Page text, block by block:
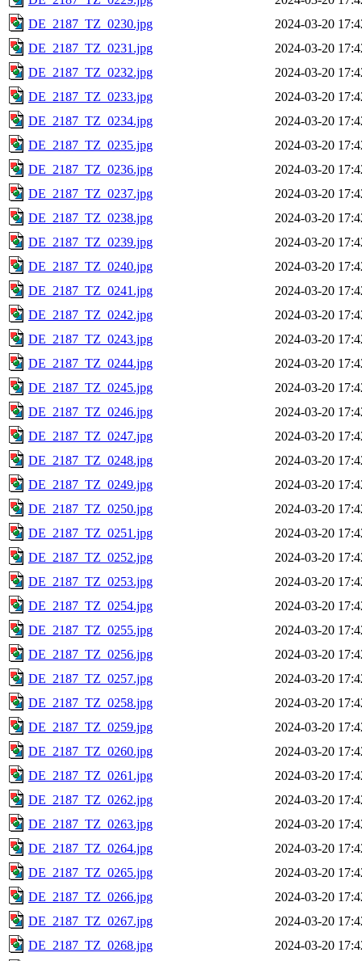
DE_2187_TZ_0230.jpg
2024-03-20
DE_2187_TZ_0231.jpg
2024-03-20
DE_2187_TZ_0232.jpg
2024-03-20
DE_2187_TZ_0233.jpg
2024-03-20
DE_2187_TZ_0234.jpg
2024-03-20
DE_2187_TZ_0235.jpg
2024-03-20
DE_2187_TZ_0236.jpg
2024-03-20
DE_2187_TZ_0237.jpg
2024-03-20
DE_2187_TZ_0238.jpg
2024-03-20
DE_2187_TZ_0239.jpg
2024-03-20
DE_2187_TZ_0240.jpg
2024-03-20
DE_2187_TZ_0241.jpg
2024-03-20
DE_2187_TZ_0242.jpg
2024-03-20
DE_2187_TZ_0243.jpg
2024-03-20
DE_2187_TZ_0244.jpg
2024-03-20
DE_2187_TZ_0245.jpg
2024-03-20
DE_2187_TZ_0246.jpg
2024-03-20
DE_2187_TZ_0247.jpg
2024-03-20
DE_2187_TZ_0248.jpg
2024-03-20
DE_2187_TZ_0249.jpg
2024-03-20
DE_2187_TZ_0250.jpg
2024-03-20
DE_2187_TZ_0251.jpg
2024-03-20
DE_2187_TZ_0252.jpg
2024-03-20
DE_2187_TZ_0253.jpg
2024-03-20
DE_2187_TZ_0254.jpg
2024-03-20
DE_2187_TZ_0255.jpg
2024-03-20
DE_2187_TZ_0256.jpg
2024-03-20
DE_2187_TZ_0257.jpg
2024-03-20
DE_2187_TZ_0258.jpg
2024-03-20
DE_2187_TZ_0259.jpg
2024-03-20
DE_2187_TZ_0260.jpg
2024-03-20
DE_2187_TZ_0261.jpg
2024-03-20
DE_2187_TZ_0262.jpg
2024-03-20
DE_2187_TZ_0263.jpg
2024-03-20
DE_2187_TZ_0264.jpg
2024-03-20
DE_2187_TZ_0265.jpg
2024-03-20
DE_2187_TZ_0266.jpg
2024-03-20
DE_2187_TZ_0267.jpg
2024-03-20
DE_2187_TZ_0268.jpg
2024-03-20